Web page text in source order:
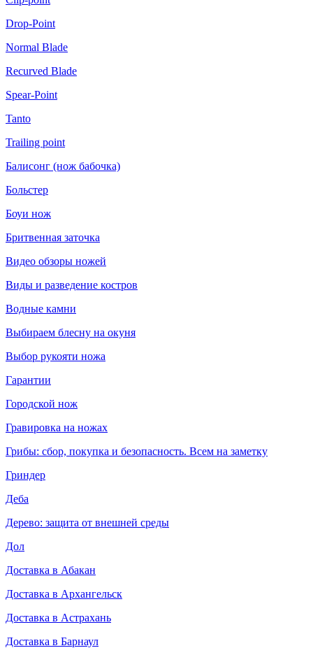
Drop-Point
Normal Blade
Recurved Blade
Spear-Point
Tanto
Trailing point
Балисонг (нож бабочка)
Больстер
Боуи нож
Бритвенная заточка
Видео обзоры ножей
Виды и разведение костров
Водные камни
Выбираем блесну на окуня
Выбор рукояти ножа
Гарантии
Городской нож
Гравировка на ножах
Грибы: сбор, покупка и безопасность. Всем на заметку
Гриндер
Деба
Дерево: защита от внешней среды
Дол
Доставка в Абакан
Доставка в Архангельск
Доставка в Астрахань
Доставка в Барнаул